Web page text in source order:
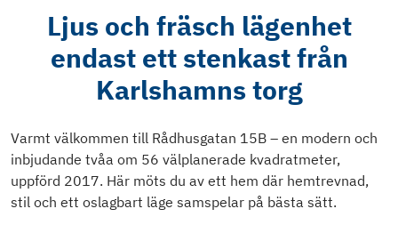
Ljus och fräsch lägenhet
endast ett stenkast från
Karlshamns torg
Varmt välkommen till Rådhusgatan 15B – en modern och
inbjudande tvåa om 56 välplanerade kvadratmeter,
uppförd 2017. Här möts du av ett hem där hemtrevnad,
stil och ett oslagbart läge samspelar på bästa sätt.